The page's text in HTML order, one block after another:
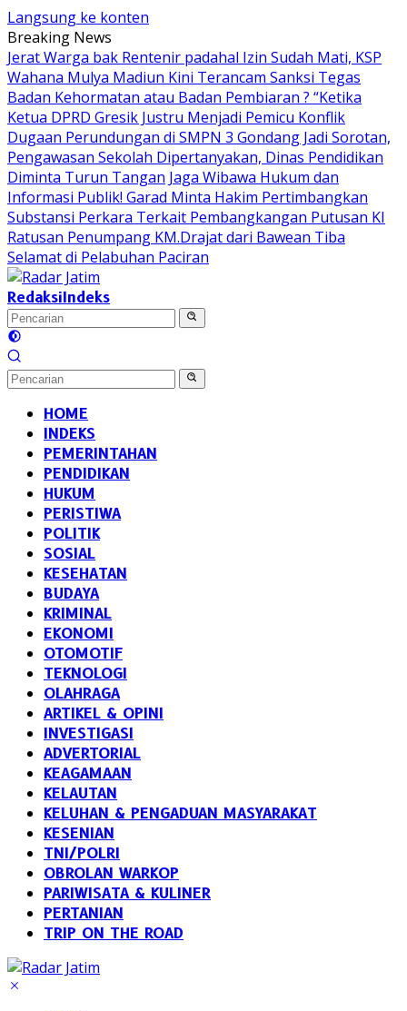
Langsung ke konten
Breaking News
Jerat Warga bak Rentenir padahal Izin Sudah Mati, KSP
Wahana Mulya Madiun Kini Terancam Sanksi Tegas
Badan Kehormatan atau Badan Pembiaran ? “Ketika
Ketua DPRD Gresik Justru Menjadi Pemicu Konflik
Dugaan Perundungan di SMPN 3 Gondang Jadi Sorotan,
Pengawasan Sekolah Dipertanyakan, Dinas Pendidikan
Diminta Turun Tangan Jaga Wibawa Hukum dan
Informasi Publik! Garad Minta Hakim Pertimbangkan
Substansi Perkara Terkait Pembangkangan Putusan KI
Ratusan Penumpang KM.Drajat dari Bawean Tiba
Selamat di Pelabuhan Paciran
RedaksiIndeks
HOME
INDEKS
PEMERINTAHAN
PENDIDIKAN
HUKUM
PERISTIWA
POLITIK
SOSIAL
KESEHATAN
BUDAYA
KRIMINAL
EKONOMI
OTOMOTIF
TEKNOLOGI
OLAHRAGA
ARTIKEL & OPINI
INVESTIGASI
ADVERTORIAL
KEAGAMAAN
KELAUTAN
KELUHAN & PENGADUAN MASYARAKAT
KESENIAN
TNI/POLRI
OBROLAN WARKOP
PARIWISATA & KULINER
PERTANIAN
TRIP ON THE ROAD